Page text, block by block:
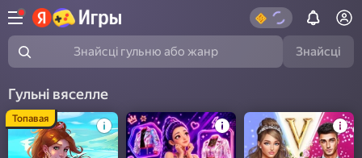
Знайсці гульню або жанр Знайсці
Гульні вяселле
Топавая